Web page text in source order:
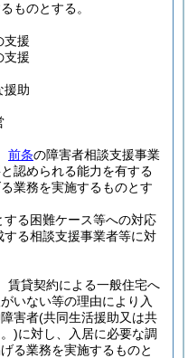
ものとする。
支援
支援
援助
前条の障害者相談支援事業
認められる能力を有する
業務を実施するものとす
る困難ケース等への対応
る相談支援事業者等に対
賃貸契約による一般住宅へ
いない等の理由により入
害者(共同生活援助又は共
)に対し、入居に必要な調
る業務を実施するものと